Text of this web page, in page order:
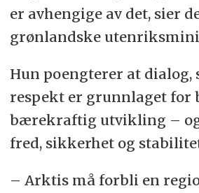
er avhengige av det, sier
grønlandske
Hun poengterer at dialog,
respekt er grunnlaget for
bærekraftig utvikling –
fred, sikkerhet og
– Arktis må forbli en